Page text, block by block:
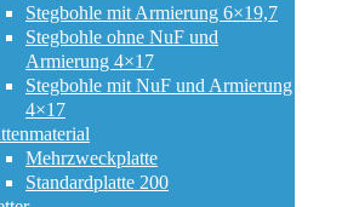
Stegbohle mit Armierung 6×19,7
Stegbohle ohne NuF und
Armierung 4×17
Stegbohle mit NuF und Armierung
4×17
Mehrzweckplatte
Standardplatte 200